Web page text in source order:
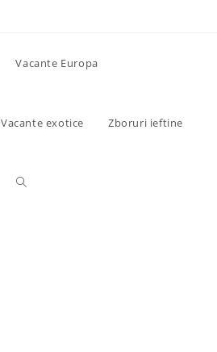
Vacante Europa
Vacante exotice Zboruri ieftine
Toggle